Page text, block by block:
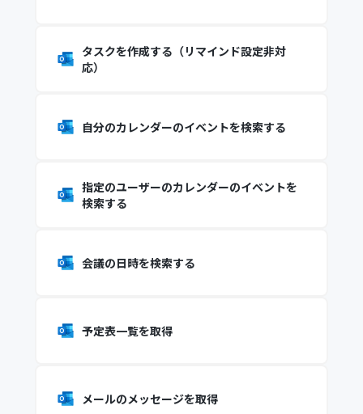
タスクを作成する（リマインド設定非対
応）
自分のカレンダーのイベントを検索する
指定のユーザーのカレンダーのイベントを
検索する
会議の日時を検索する
予定表一覧を取得
メールのメッセージを取得